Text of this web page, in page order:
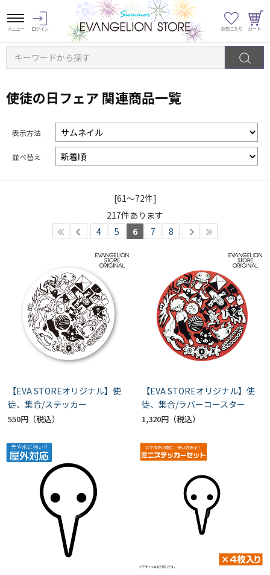
キーワードから探す
使徒の日フェア 関連商品一覧
表示方法
並べ替え
[61～72件]
217件あります
4
5 6 7 8
【EVA STOREオリジナル】使
徒、集合/ステッカー
550円
【EVA STOREオリジナル】使
徒、集合/ラバーコースター
1,320円